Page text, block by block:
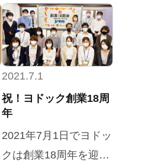
えるよう、社会人１・
２年目が一丸となって
企画しました。 まずは
Zoomのブレイクアウ
部屋6名ずつに分かれ
てゲームをしてもらい
ました。 １つ目は自己
た！ 緊急事態宣言など
で、社内イベントの中
止が続いていた弊社。
今回はオンラインで楽
しめる企画を考えてほ
しい！とのことで社会
人２年目が主催のオン
ラインイベントを開催
2021.7.1
祝！ヨドック創業18周
年
2021年7月1日でヨドッ
クは創業18周年を迎え